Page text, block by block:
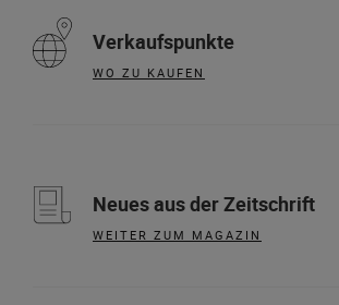
Verkaufspunkte
WO ZU KAUFEN
Neues aus der Zeitschrift
WEITER ZUM MAGAZIN